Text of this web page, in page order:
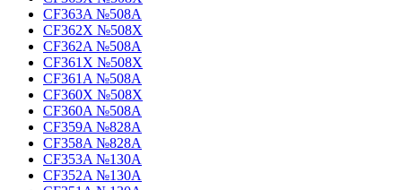
CF363A №508A
CF362X №508X
CF362A №508A
CF361X №508X
CF361A №508A
CF360X №508X
CF360A №508A
CF359A №828A
CF358A №828A
CF353A №130A
CF352A №130A